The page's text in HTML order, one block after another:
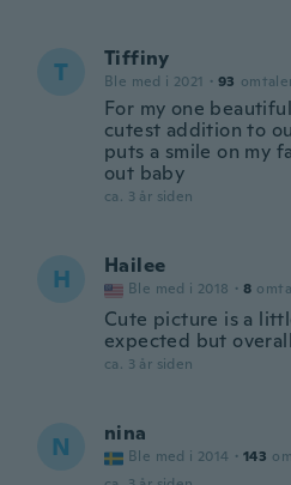
T Tiffiny
Ble med i 2021 · 93
For my one
cutest addition to
puts a smile on my
out baby
ca. 3 år siden
H Hailee
Ble med i 2018 · 8
Cute picture is a
expected but
ca. 3 år siden
N nina
Ble med i 2014 · 143